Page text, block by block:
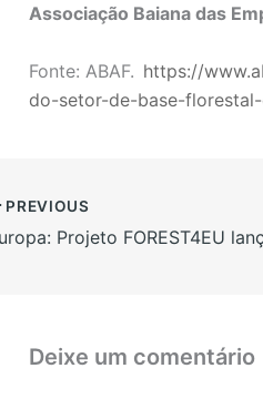
Associação Baiana das
Fonte: ABAF. https://
do-setor-de-base-
PREVIOUS
Deixe um comentário